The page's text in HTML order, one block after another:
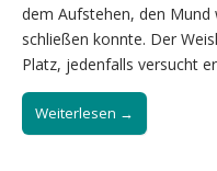
dem Aufstehen, den
schließen konnte. Der
Platz, jedenfalls versucht
Weiterlesen →